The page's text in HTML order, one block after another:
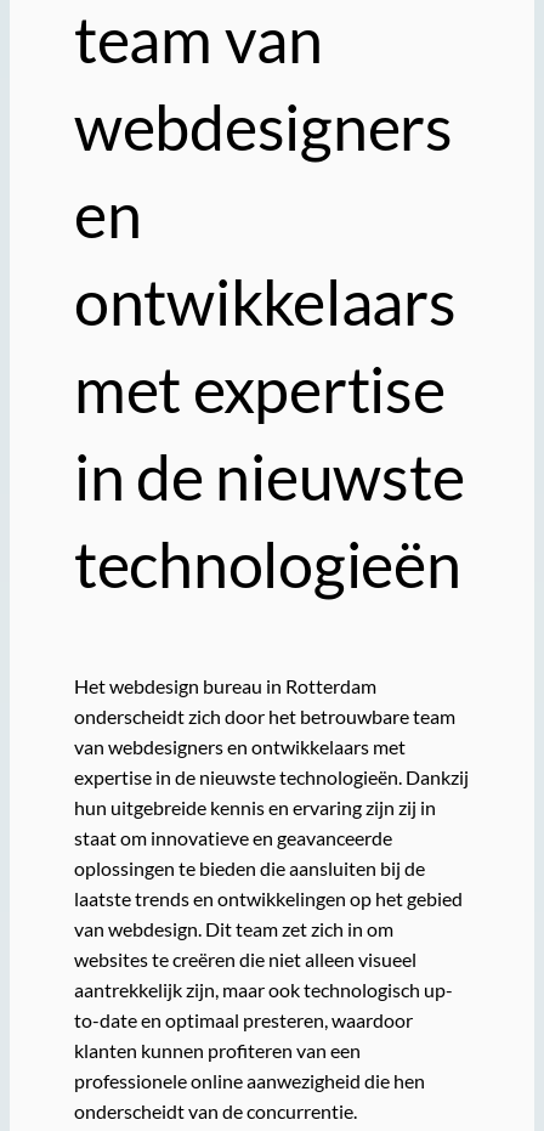
team van
webdesigners
en
ontwikkelaars
met expertise
in de nieuwste
technologieën
Het webdesign bureau in Rotterdam
onderscheidt zich door het betrouwbare team
van webdesigners en ontwikkelaars met
expertise in de nieuwste technologieën. Dankzij
hun uitgebreide kennis en ervaring zijn zij in
staat om innovatieve en geavanceerde
oplossingen te bieden die aansluiten bij de
laatste trends en ontwikkelingen op het gebied
van webdesign. Dit team zet zich in om
websites te creëren die niet alleen visueel
aantrekkelijk zijn, maar ook technologisch up-
to-date en optimaal presteren, waardoor
klanten kunnen profiteren van een
professionele online aanwezigheid die hen
onderscheidt van de concurrentie.